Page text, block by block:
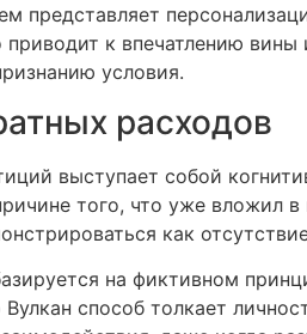
к впечатлению
условия.
расходов
выступает собой
того, что уже вложил
как
на фиктивном
способ толкает